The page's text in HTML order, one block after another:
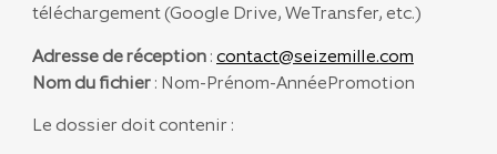
téléchargement (Google Drive, WeTransfer, etc.)
Adresse de réception:contact@seizemille.com
Nom du fichier: Nom-Prénom-AnnéePromotion
Le dossier doit contenir :